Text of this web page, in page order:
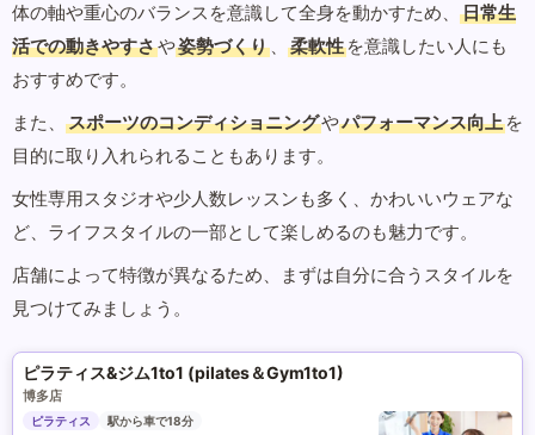
体の軸や重心のバランスを意識して全身を動かすため、
日常生
活での動きやすさや姿勢づくり 、 柔軟性 を意識したい人にも
おすすめです。
また、
スポーツのコンディショニングやパフォーマンス向上 を
目的に取り入れられることもあります。
女性専用スタジオや少人数レッスンも多く、かわいいウェアな
ど、ライフスタイルの一部として楽しめるのも魅力です。
店舗によって特徴が異なるため、まずは自分に合うスタイルを
見つけてみましょう。
ピラティス&ジム1to1 (pilates＆Gym1to1)
博多店
ピラティス
駅から車で18分